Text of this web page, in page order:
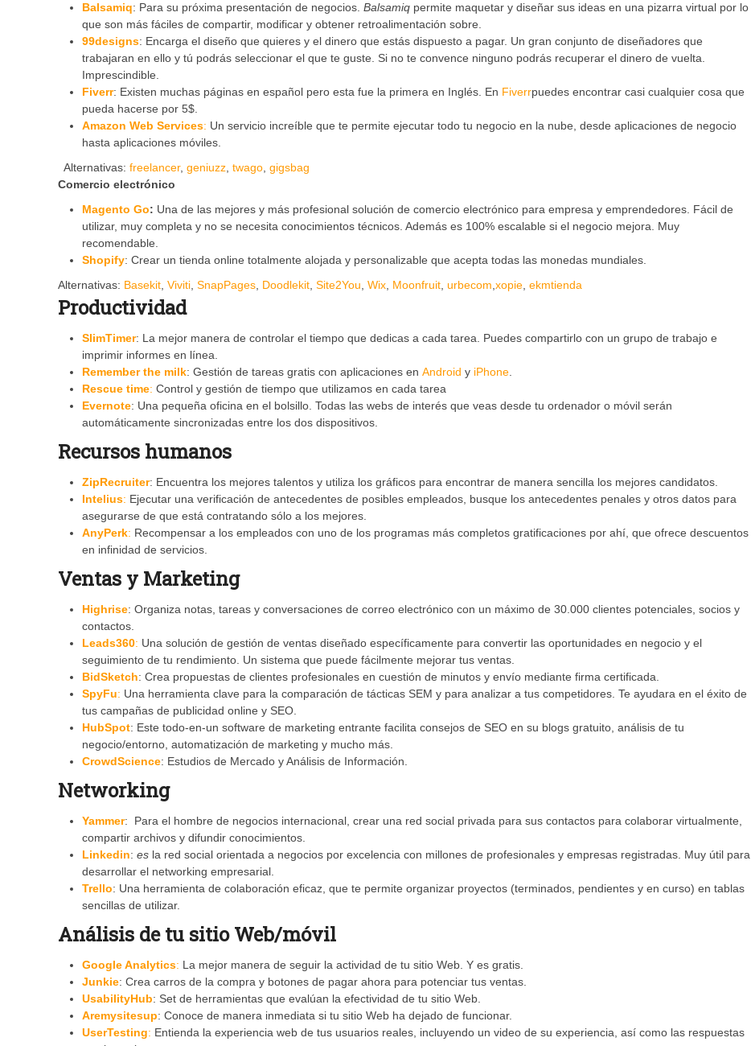
Balsamiq: Para su próxima presentación de negocios. Balsamiq permite maquetar y diseñar sus ideas en una pizarra virtual por lo
que son más fáciles de compartir, modificar y obtener retroalimentación sobre.
99designs: Encarga el diseño que quieres y el dinero que estás dispuesto a pagar. Un gran conjunto de diseñadores que
trabajaran en ello y tú podrás seleccionar el que te guste. Si no te convence ninguno podrás recuperar el dinero de vuelta.
Imprescindible.
Fiverr: Existen muchas páginas en español pero esta fue la primera en Inglés. En Fiverrpuedes encontrar casi cualquier cosa que
pueda hacerse por 5$.
Amazon Web Services: Un servicio increíble que te permite ejecutar todo tu negocio en la nube, desde aplicaciones de negocio
hasta aplicaciones móviles.
Alternativas: freelancer, geniuzz, twago, gigsbag
Comercio electrónico
Magento Go: Una de las mejores y más profesional solución de comercio electrónico para empresa y emprendedores. Fácil de
utilizar, muy completa y no se necesita conocimientos técnicos. Además es 100% escalable si el negocio mejora. Muy
recomendable.
Shopify: Crear un tienda online totalmente alojada y personalizable que acepta todas las monedas mundiales.
Alternativas: Basekit, Viviti, SnapPages, Doodlekit, Site2You, Wix, Moonfruit, urbecom,xopie, ekmtienda
Productividad
SlimTimer: La mejor manera de controlar el tiempo que dedicas a cada tarea. Puedes compartirlo con un grupo de trabajo e
imprimir informes en línea.
Remember the milk: Gestión de tareas gratis con aplicaciones en Android y iPhone.
Rescue time: Control y gestión de tiempo que utilizamos en cada tarea
Evernote: Una pequeña oficina en el bolsillo. Todas las webs de interés que veas desde tu ordenador o móvil serán
automáticamente sincronizadas entre los dos dispositivos.
Recursos humanos
ZipRecruiter: Encuentra los mejores talentos y utiliza los gráficos para encontrar de manera sencilla los mejores candidatos.
Intelius: Ejecutar una verificación de antecedentes de posibles empleados, busque los antecedentes penales y otros datos para
asegurarse de que está contratando sólo a los mejores.
AnyPerk: Recompensar a los empleados con uno de los programas más completos gratificaciones por ahí, que ofrece descuentos
en infinidad de servicios.
Ventas y Marketing
Highrise: Organiza notas, tareas y conversaciones de correo electrónico con un máximo de 30.000 clientes potenciales, socios y
contactos.
Leads360: Una solución de gestión de ventas diseñado específicamente para convertir las oportunidades en negocio y el
seguimiento de tu rendimiento. Un sistema que puede fácilmente mejorar tus ventas.
BidSketch: Crea propuestas de clientes profesionales en cuestión de minutos y envío mediante firma certificada.
SpyFu: Una herramienta clave para la comparación de tácticas SEM y para analizar a tus competidores. Te ayudara en el éxito de
tus campañas de publicidad online y SEO.
HubSpot: Este todo-en-un software de marketing entrante facilita consejos de SEO en su blogs gratuito, análisis de tu
negocio/entorno, automatización de marketing y mucho más.
CrowdScience: Estudios de Mercado y Análisis de Información.
Networking
Yammer: Para el hombre de negocios internacional, crear una red social privada para sus contactos para colaborar virtualmente,
compartir archivos y difundir conocimientos.
Linkedin: es la red social orientada a negocios por excelencia con millones de profesionales y empresas registradas. Muy útil para
desarrollar el networking empresarial.
Trello: Una herramienta de colaboración eficaz, que te permite organizar proyectos (terminados, pendientes y en curso) en tablas
sencillas de utilizar.
Análisis de tu sitio Web/móvil
Google Analytics: La mejor manera de seguir la actividad de tu sitio Web. Y es gratis.
Junkie: Crea carros de la compra y botones de pagar ahora para potenciar tus ventas.
UsabilityHub: Set de herramientas que evalúan la efectividad de tu sitio Web.
Aremysitesup: Conoce de manera inmediata si tu sitio Web ha dejado de funcionar.
UserTesting: Entienda la experiencia web de tus usuarios reales, incluyendo un video de su experiencia, así como las respuestas